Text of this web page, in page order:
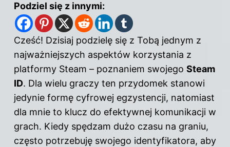
Podziel się z innymi:
Cześć! Dzisiaj podzielę się z Tobą jednym z
najważniejszych aspektów korzystania z
platformy Steam – poznaniem swojego Steam
ID. Dla wielu graczy ten przydomek stanowi
jedynie formę cyfrowej egzystencji, natomiast
dla mnie to klucz do efektywnej komunikacji w
grach. Kiedy spędzam dużo czasu na graniu,
często potrzebuję swojego identyfikatora, aby